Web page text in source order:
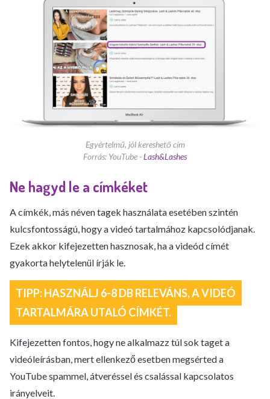
Egyértelmű, jól kereshető cím
Forrás: YouTube -Lash&Lashes
Ne hagyd le a címkéket
A címkék, más néven tagek használata esetében szintén
kulcsfontosságú, hogy a videó tartalmához kapcsolódjanak.
Ezek akkor kifejezetten hasznosak, ha a videód címét
gyakorta helytelenül írják le.
TIPP: HASZNÁLJ 6-8 DB RELEVÁNS, A VIDEÓ
TARTALMÁRA UTALÓ CÍMKÉT.
Kifejezetten fontos, hogy ne alkalmazz túl sok taget a
videóleírásban, mert ellenkező esetben megsérted a
YouTube spammel, átveréssel és csalással kapcsolatos
irányelveit.